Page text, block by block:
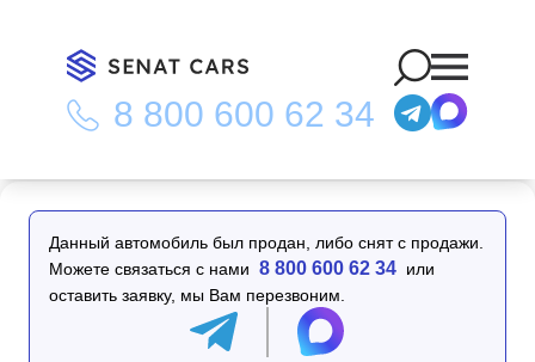
8 800 600 62 34
Главная Каталог/Mercedes-Benz E-Class E250 Avantgarde
2WD
Данный автомобиль был продан, либо снят с продажи.
Можете связаться с нами 8 800 600 62 34 или
оставить заявку, мы Вам перезвоним.